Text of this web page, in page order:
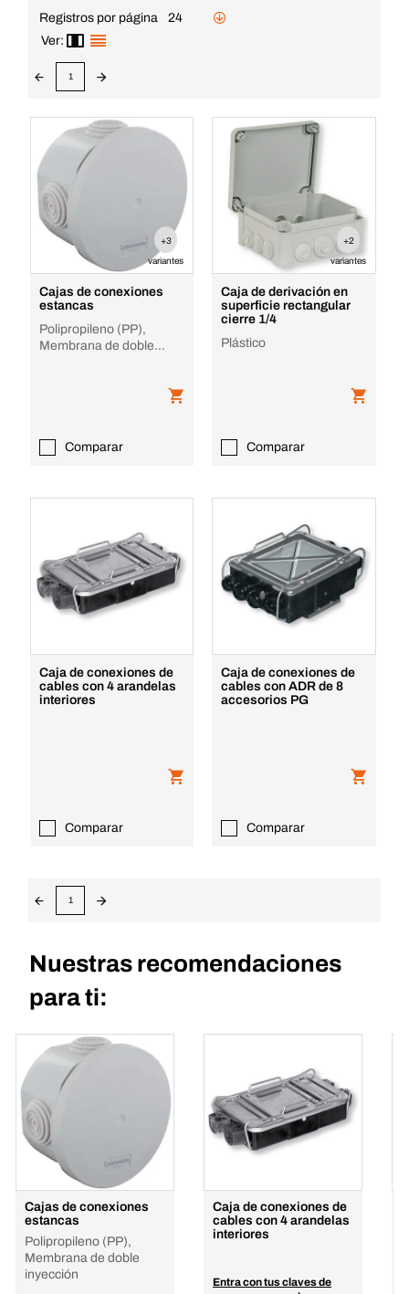
Registros por página
24
Ver:
1
+3
variantes
Cajas de conexiones
estancas
Polipropileno (PP),
Membrana de doble
Comparar
+2
variantes
Caja de derivación en
superficie rectangular
cierre 1/4
Plástico
Comparar
Caja de conexiones de
cables con 4 arandelas
interiores
Comparar
Caja de conexiones de
cables con ADR de 8
accesorios PG
Comparar
1
Nuestras recomendaciones
para ti:
Cajas de conexiones
estancas
Polipropileno (PP),
Membrana de doble
inyección
Caja de conexiones de
cables con 4 arandelas
interiores
Entra con tus claves de